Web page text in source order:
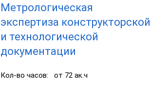
Метрологическая
экспертиза конструкторской
и технологической
документации
Кол-во часов:
от 72 ак.ч